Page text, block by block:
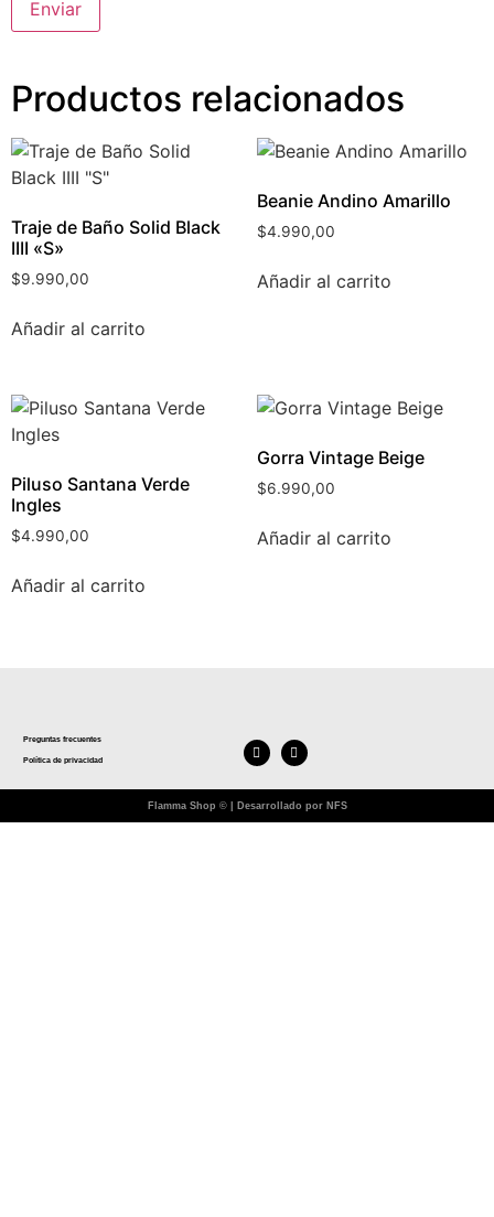
Productos relacionados
Traje de Baño Solid Black
IIII «S»
$9.990,00
Añadir al carrito
Beanie Andino Amarillo
$4.990,00
Añadir al carrito
Piluso Santana Verde
Ingles
$4.990,00
Añadir al carrito
Gorra Vintage Beige
$6.990,00
Añadir al carrito
Preguntas frecuentes
Política de privacidad
Flamma Shop © | Desarrollado por NFS